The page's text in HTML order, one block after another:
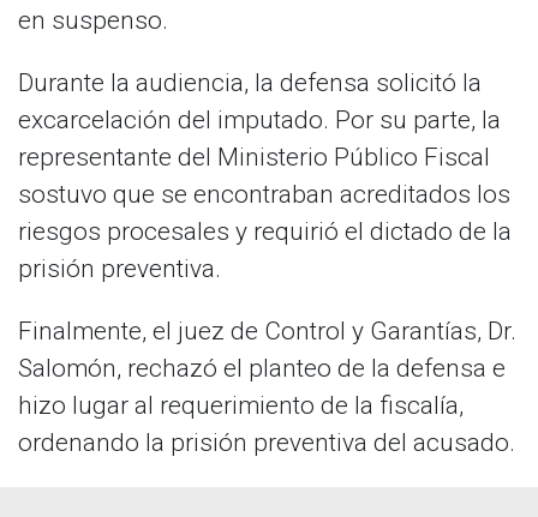
en suspenso.
Durante la audiencia, la defensa solicitó la
excarcelación del imputado. Por su parte, la
representante del Ministerio Público Fiscal
sostuvo que se encontraban acreditados los
riesgos procesales y requirió el dictado de la
prisión preventiva.
Finalmente, el juez de Control y Garantías, Dr.
Salomón, rechazó el planteo de la defensa e
hizo lugar al requerimiento de la fiscalía,
ordenando la prisión preventiva del acusado.